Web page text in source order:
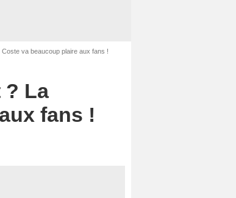
va beaucoup plaire aux fans !
? La
fans !